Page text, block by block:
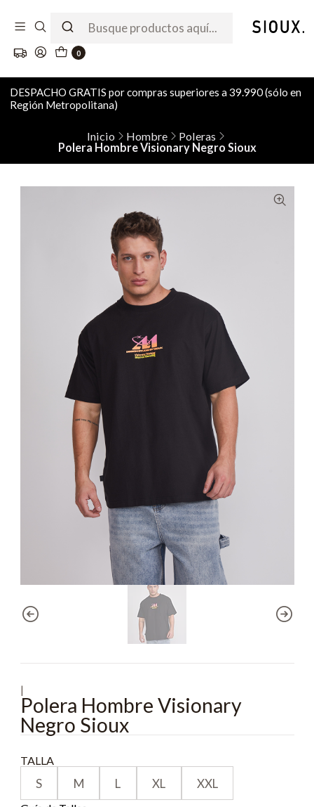
0
DESPACHO GRATIS por compras superiores a 39.990 (sólo en
Región Metropolitana)
Inicio Hombre
Poleras
Polera Hombre Visionary Negro Sioux
|
Polera Hombre Visionary
Negro Sioux
TALLA
S M L XL XXL